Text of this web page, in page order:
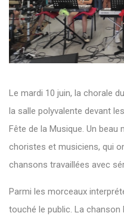
Le mardi 10 juin, la chorale
la salle polyvalente devant
Fête de la Musique. Un
choristes et musiciens, qui
chansons travaillées avec
Parmi les morceaux
touché le public. La chanson